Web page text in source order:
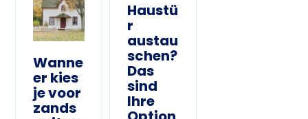
Wanne
er kies
je voor
zands
Haustü
r
austau
schen?
Das
sind
Ihre